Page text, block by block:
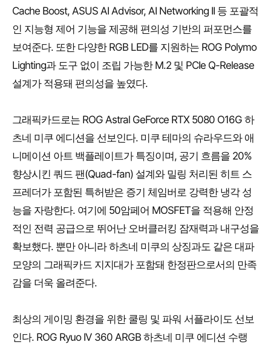
Cache Boost, ASUS AI Advisor, AI Networking II 등 포괄적
인 지능형 제어 기능을 제공해 편의성 기반의 퍼포먼스를
보여준다. 또한 다양한 RGB LED를 지원하는 ROG Polymo
Lighting과 도구 없이 조립 가능한 M.2 및 PCIe Q-Release
설계가 적용돼 편의성을 높였다.
그래픽카드로는 ROG Astral GeForce RTX 5080 O16G 하
츠네 미쿠 에디션을 선보인다. 미쿠 테마의 슈라우드와 애
니메이션 아트 백플레이트가 특징이며, 공기 흐름을 20%
향상시킨 쿼드 팬(Quad-fan) 설계와 밀링 처리된 히트 스
프레더가 포함된 특허받은 증기 체임버로 강력한 냉각 성
능을 자랑한다. 여기에 50암페어 MOSFET을 적용해 안정
적인 전력 공급으로 뛰어난 오버클러킹 잠재력과 내구성을
확보했다. 뿐만 아니라 하츠네 미쿠의 상징과도 같은 대파
모양의 그래픽카드 지지대가 포함돼 한정판으로서의 만족
감을 더욱 올려준다.
최상의 게이밍 환경을 위한 쿨링 및 파워 서플라이도 선보
인다. ROG Ryuo IV 360 ARGB 하츠네 미쿠 에디션 수랭